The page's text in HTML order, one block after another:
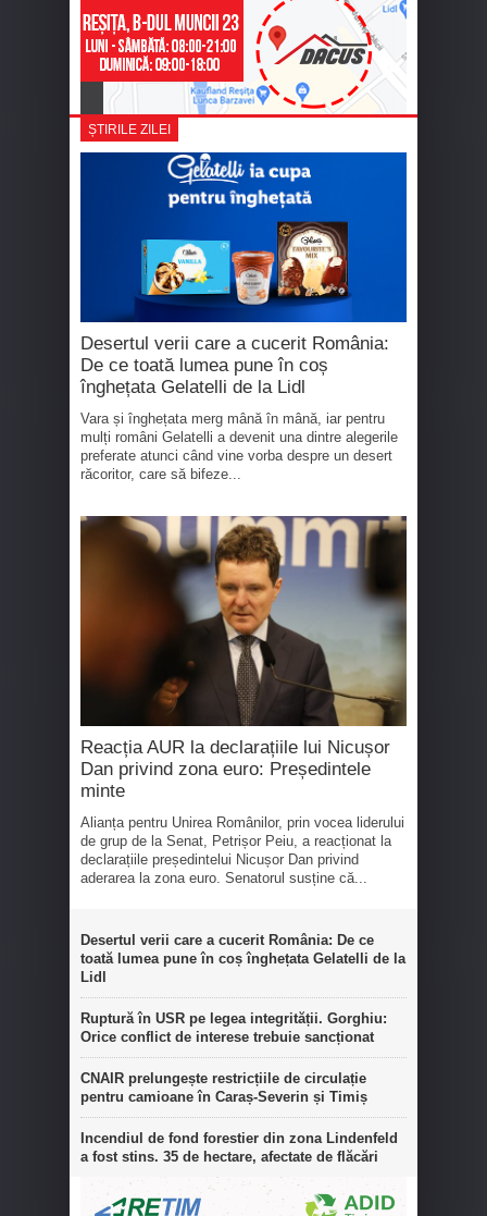
ȘTIRILE ZILEI
Desertul verii care a cucerit România:
De ce toată lumea pune în coș
înghețata Gelatelli de la Lidl
Vara și înghețata merg mână în mână, iar pentru
mulți români Gelatelli a devenit una dintre alegerile
preferate atunci când vine vorba despre un desert
răcoritor, care să bifeze...
Reacția AUR la declarațiile lui Nicușor
Dan privind zona euro: Președintele
minte
Alianța pentru Unirea Românilor, prin vocea liderului
de grup de la Senat, Petrișor Peiu, a reacționat la
declarațiile președintelui Nicușor Dan privind
aderarea la zona euro. Senatorul susține că...
Desertul verii care a cucerit România: De ce
toată lumea pune în coș înghețata Gelatelli de la
Lidl
Ruptură în USR pe legea integrității. Gorghiu:
Orice conflict de interese trebuie sancționat
CNAIR prelungește restricțiile de circulație
pentru camioane în Caraș-Severin și Timiș
Incendiul de fond forestier din zona Lindenfeld
a fost stins. 35 de hectare, afectate de flăcări